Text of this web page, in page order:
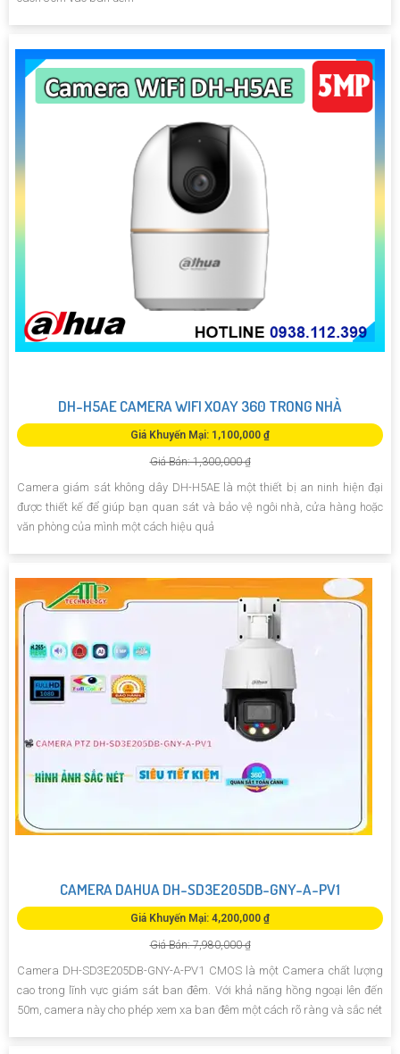
DH-H5AE CAMERA WIFI XOAY 360 TRONG NHÀ
Giá Khuyến Mại: 1,100,000 ₫
Giá Bán: 1,300,000 ₫
Camera giám sát không dây DH-H5AE là một thiết bị an ninh hiện đại
được thiết kế để giúp bạn quan sát và bảo vệ ngôi nhà, cửa hàng hoặc
văn phòng của mình một cách hiệu quả
CAMERA DAHUA DH-SD3E205DB-GNY-A-PV1
Giá Khuyến Mại: 4,200,000 ₫
Giá Bán: 7,980,000 ₫
Camera DH-SD3E205DB-GNY-A-PV1 CMOS là một Camera chất lượng
cao trong lĩnh vực giám sát ban đêm. Với khả năng hồng ngoại lên đến
50m, camera này cho phép xem xa ban đêm một cách rõ ràng và sắc nét